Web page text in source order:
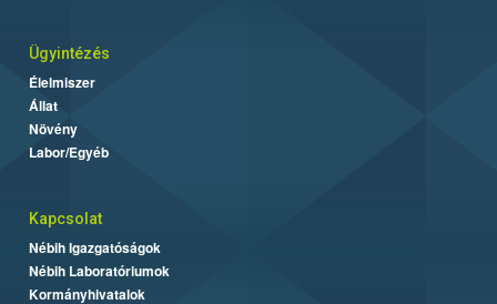
Ügyintézés
Élelmiszer
Állat
Növény
Labor/Egyéb
Kapcsolat
Nébih Igazgatóságok
Nébih Laboratóriumok
Kormányhivatalok